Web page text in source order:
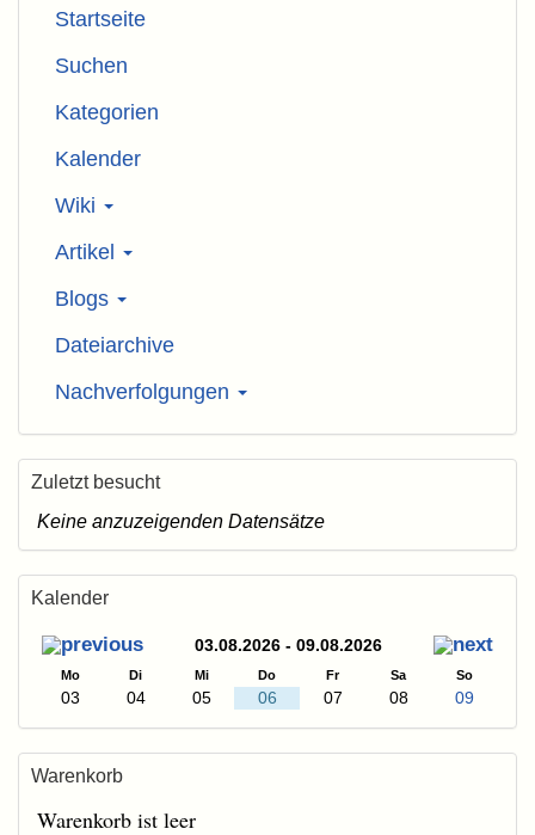
Startseite
Suchen
Kategorien
Kalender
Wiki
Artikel
Blogs
Dateiarchive
Nachverfolgungen
Zuletzt besucht
Keine anzuzeigenden Datensätze
Kalender
03.08.2026 - 09.08.2026
Mo Di Mi Do Fr Sa So
03 04 05 06 07 08 09
Warenkorb
Warenkorb ist leer